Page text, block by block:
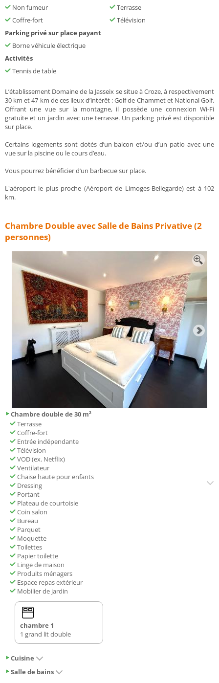
Non fumeur
Terrasse
Coffre-fort
Télévision
Parking privé sur place payant
Borne véhicule électrique
Activités
Tennis de table
L’établissement Domaine de la Jasseix se situe à Croze, à respectivement
30 km et 47 km de ces lieux d’intérêt : Golf de Chammet et National Golf.
Offrant une vue sur la montagne, il possède une connexion Wi-Fi
gratuite et un jardin avec une terrasse. Un parking privé est disponible
sur place.
Certains logements sont dotés d’un balcon et/ou d’un patio avec une
vue sur la piscine ou le cours d’eau.
Vous pourrez bénéficier d’un barbecue sur place.
L'aéroport le plus proche (Aéroport de Limoges-Bellegarde) est à 102
km.
Chambre Double avec Salle de Bains Privative (2
personnes)
Chambre double de 30 m²
Terrasse
Coffre-fort
Entrée indépendante
Télévision
VOD (ex. Netflix)
Ventilateur
Chaise haute pour enfants
Dressing
Portant
Plateau de courtoisie
Coin salon
Bureau
Parquet
Moquette
Toilettes
Papier toilette
Linge de maison
Produits ménagers
Espace repas extérieur
Mobilier de jardin
chambre 1
1 grand lit double
Cuisine
Salle de bains